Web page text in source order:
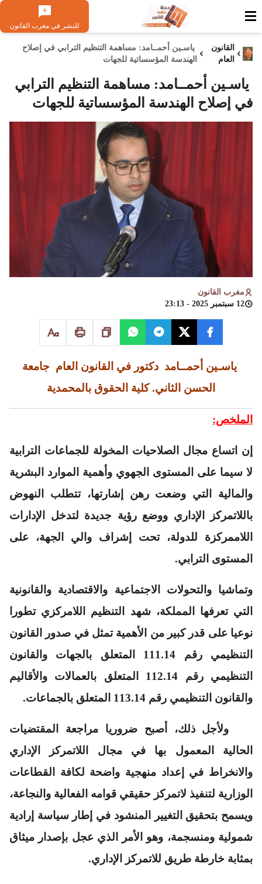
للنشر في مغرب القانون
القانون
العام
ياسـين أحمــامد: مساهمة التنظيم الترابي في إصلاح
الهندسة المؤسساتية للجهات
ياسـين أحمــامد: مساهمة التنظيم الترابي
في إصلاح الهندسة المؤسساتية للجهات
مغرب القانون
12 سبتمبر 2025 - 23:13
ياسـين أحمــامد دكتور في القانون العام جامعة
الحسن الثاني. كلية الحقوق بالمحمدية
الملخص:
إن اتساع مجال الصلاحيات المخولة للجماعات الترابية
لا سيما على المستوى الجهوي وأهمية الموارد البشرية
والمالية التي وضعت رهن إشارتها، تتطلب النهوض
باللاتمركز الإداري ووضع رؤية جديدة لتدخل الإدارات
اللاممركزة للدولة، تحت إشراف والي الجهة، على
المستوى الترابي.
وتماشيا والتحولات الاجتماعية والاقتصادية والقانونية
التي تعرفها المملكة، شهد التنظيم اللامركزي تطورا
نوعيا على قدر كبير من الأهمية تمثل في صدور القانون
التنظيمي رقم 111.14 المتعلق بالجهات والقانون
التنظيمي رقم 112.14 المتعلق بالعمالات والأقاليم
والقانون التنظيمي رقم 113.14 المتعلق بالجماعات.
ولأجل ذلك، أصبح ضروريا مراجعة المقتضيات
الحالية المعمول بها في مجال اللاتمركز الإداري
والانخراط في إعداد منهجية واضحة لكافة القطاعات
الوزارية لتنفيذ لاتمركز حقيقي قوامه الفعالية والنجاعة،
ويسمح بتحقيق التغيير المنشود في إطار سياسة إرادية
شمولية ومنسجمة، وهو الأمر الذي عجل بإصدار ميثاق
بمثابة خارطة طريق للاتمركز الإداري.